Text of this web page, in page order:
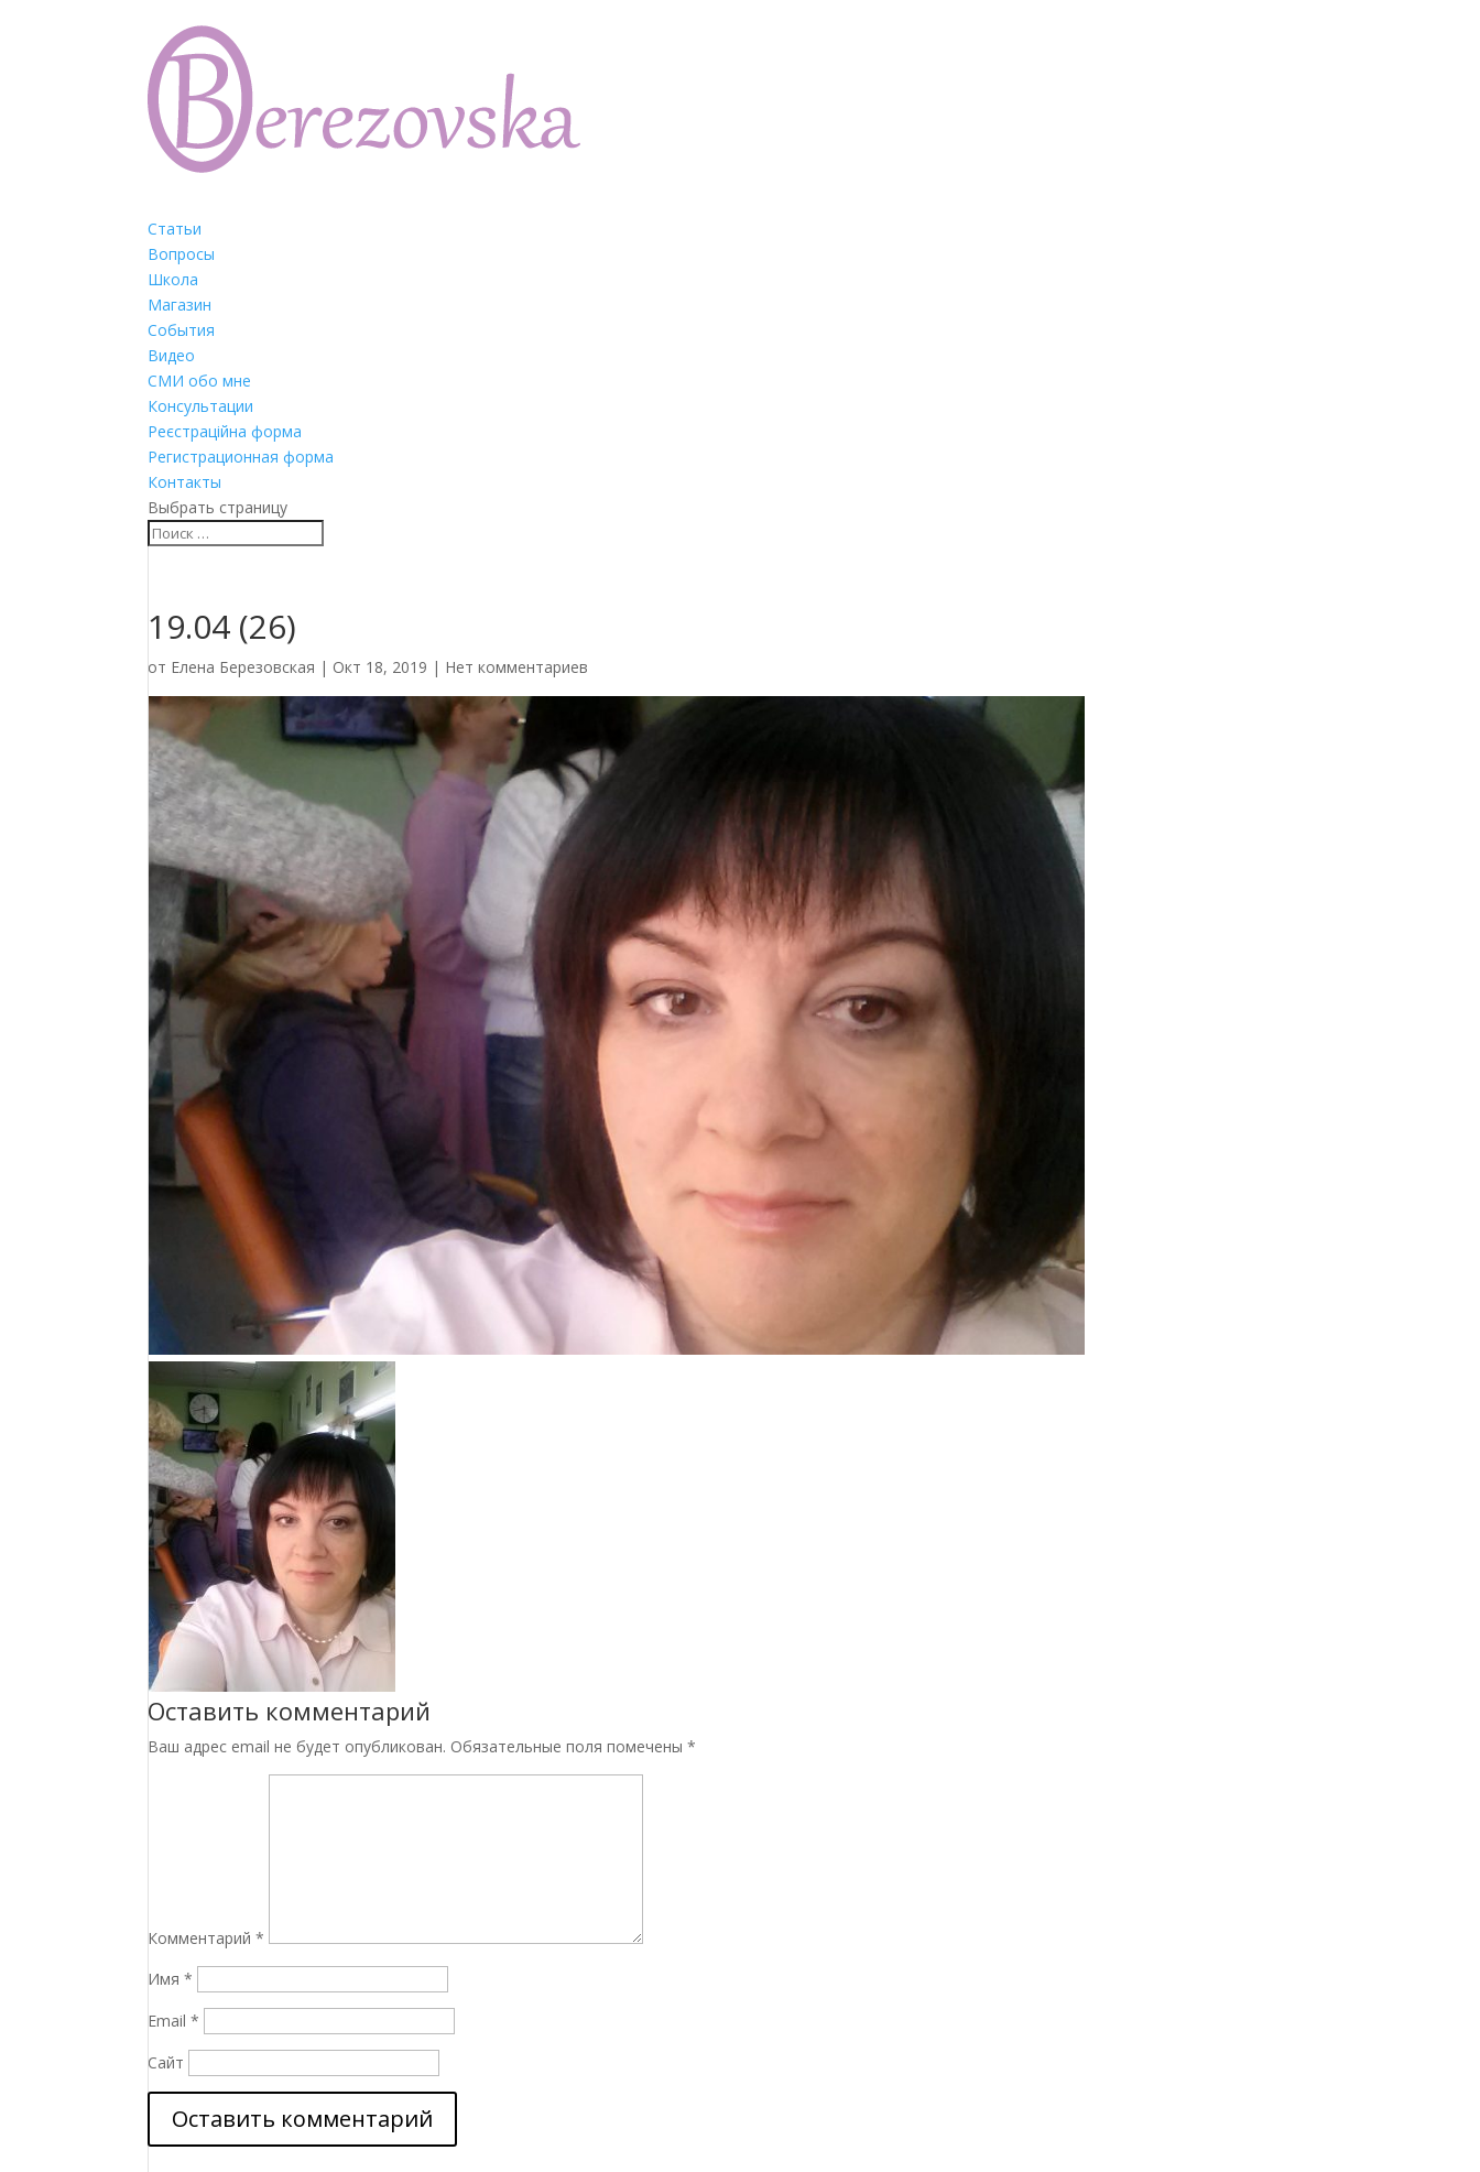
Статьи
Вопросы
Школа
Магазин
События
Видео
СМИ обо мне
Консультации
Реєстраційна форма
Регистрационная форма
Контакты
Выбрать страницу
19.04 (26)
от Елена Березовская | Окт 18, 2019 | Нет комментариев
Оставить комментарий
Ваш адрес email не будет опубликован. Обязательные поля помечены*
Комментарий*
Имя*
Email*
Сайт